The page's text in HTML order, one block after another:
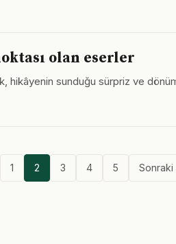
olan eserler
sunduğu sürpriz ve
1 2 3 4 5